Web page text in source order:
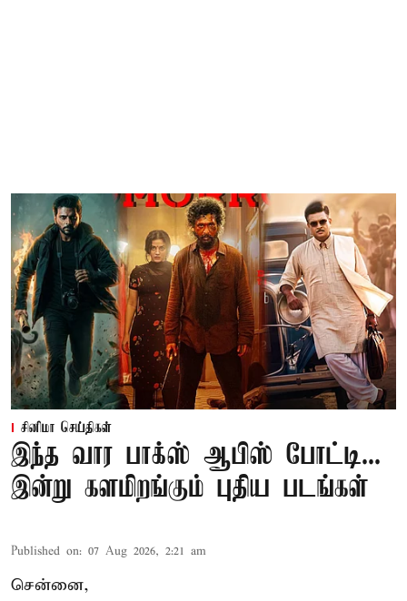
சினிமா செய்திகள்
இந்த வார பாக்ஸ் ஆபிஸ் போட்டி...
இன்று களமிறங்கும் புதிய படங்கள்
Published on: 07 Aug 2026, 2:21 am
சென்னை,